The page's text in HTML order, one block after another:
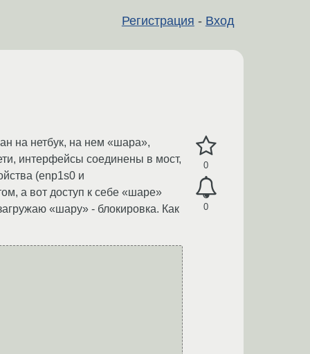
Регистрация - Вход
0
0
на нетбук, на нем «шара»,
интерфейсы соединены в мост,
(enp1s0 и
а вот доступ к себе «шаре»
«шару» - блокировка. Как